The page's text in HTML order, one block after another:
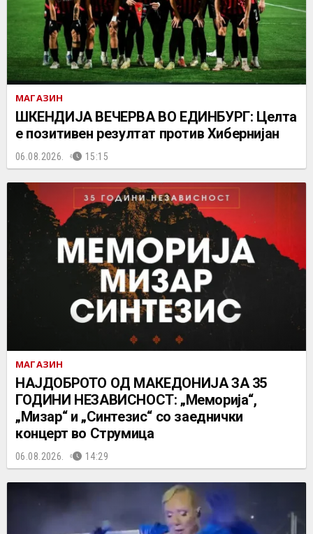
МАГАЗИН
ШКЕНДИЈА ВЕЧЕРВА ВО ЕДИНБУРГ: Целта
е позитивен резултат против Хибернијан
06.08.2026. 15:15
МАГАЗИН
НАЈДОБРОТО ОД МАКЕДОНИЈА ЗА 35
ГОДИНИ НЕЗАВИСНОСТ: „Меморија“,
„Мизар“ и „Синтезис“ со заеднички
концерт во Струмица
06.08.2026. 14:29